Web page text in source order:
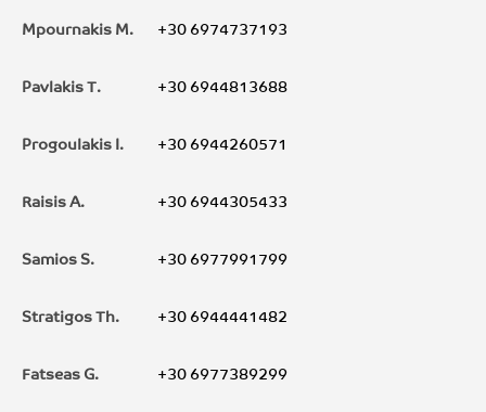
Mpournakis M. +30 6974737193
Pavlakis T. +30 6944813688
Progoulakis I. +30 6944260571
Raisis A. +30 6944305433
Samios S. +30 6977991799
Stratigos Th. +30 6944441482
Fatseas G. +30 6977389299